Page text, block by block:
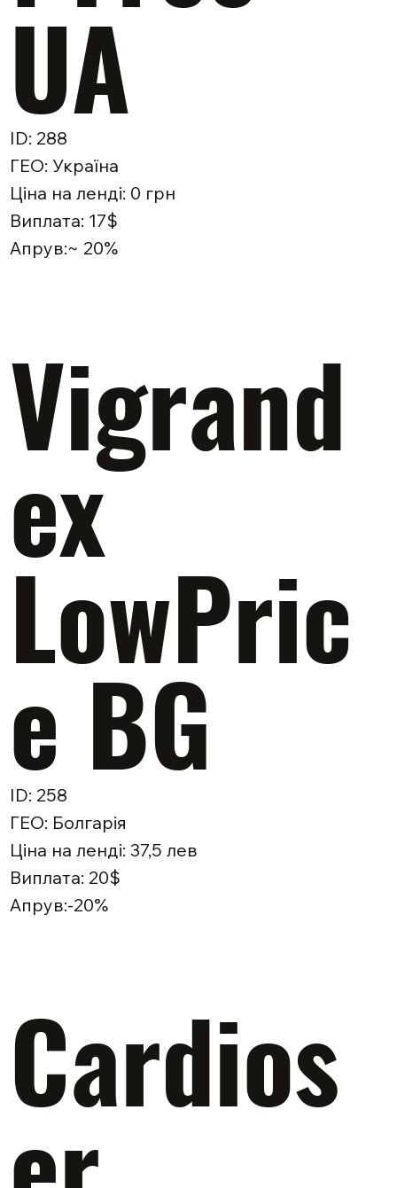
UA
ID: 288
ГЕО: Україна
Ціна на ленді: 0 грн
Виплата: 17$
Апрув:~ 20%
Vigrand
ex
LowPric
e BG
ID: 258
ГЕО: Болгарія
Ціна на ленді: 37,5 лев
Виплата: 20$
Апрув:-20%
Cardios